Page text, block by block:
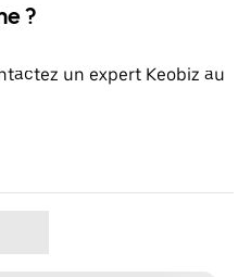
?
un expert Keobiz au